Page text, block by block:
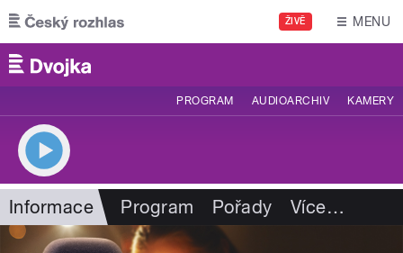
Přejít k hlavnímu obsahu
ŽIVĚ MENU
PROGRAM AUDIOARCHIV KAMERY
Informace Program Pořady Více…